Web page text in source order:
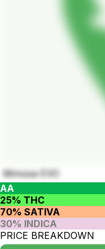
Mimosa EVO
AA
25% THC
70% SATIVA
30% INDICA
PRICE BREAKDOWN